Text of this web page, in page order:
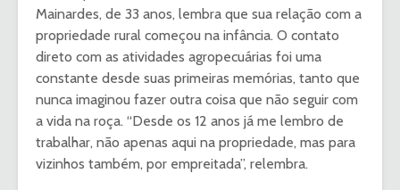
Mainardes, de 33 anos, lembra que sua relação com a
propriedade rural começou na infância. O contato
direto com as atividades agropecuárias foi uma
constante desde suas primeiras memórias, tanto que
nunca imaginou fazer outra coisa que não seguir com
a vida na roça. “Desde os 12 anos já me lembro de
trabalhar, não apenas aqui na propriedade, mas para
vizinhos também, por empreitada”, relembra.